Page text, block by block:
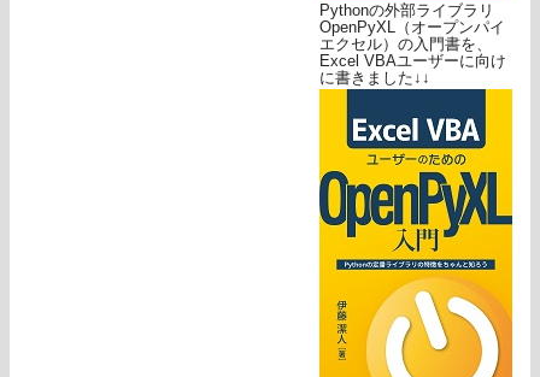
Pythonの外部ライブラリ
OpenPyXL（オープンパイ
エクセル）の入門書を、
Excel VBAユーザーに向け
に書きました↓↓